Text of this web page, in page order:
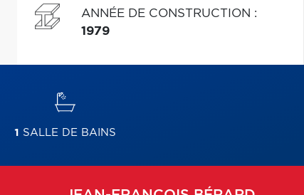
ANNÉE DE CONSTRUCTION :
1979
1 SALLE DE BAINS